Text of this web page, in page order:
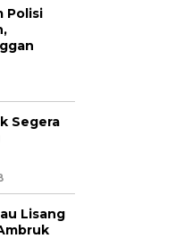
Polisi
Segera
Lisang